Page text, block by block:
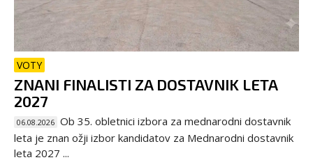
VOTY
ZNANI FINALISTI ZA DOSTAVNIK LETA
2027
06.08.2026 Ob 35. obletnici izbora za mednarodni dostavnik
leta je znan ožji izbor kandidatov za Mednarodni dostavnik
leta 2027 ...